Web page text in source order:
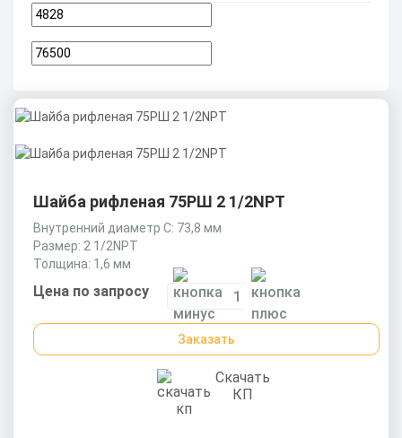
Шайба рифленая 75РШ 2 1/2NPT
Внутренний диаметр С: 73,8 мм
Размер: 2 1/2NPT
Толщина: 1,6 мм
Цена по запросу
Заказать
Скачать
КП